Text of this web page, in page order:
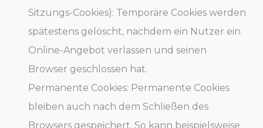
Sitzungs-Cookies): Temporäre Cookies werden
spätestens gelöscht, nachdem ein Nutzer ein
Online-Angebot verlassen und seinen
Browser geschlossen hat.
Permanente Cookies: Permanente Cookies
bleiben auch nach dem Schließen des
Browsers gespeichert. So kann beispielsweise